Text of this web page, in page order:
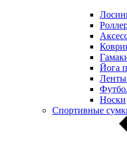
Йога
Носки
Спортивные